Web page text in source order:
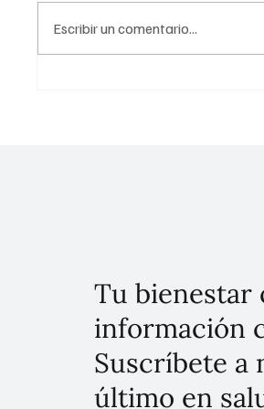
Escribir un comentario...
Tu bienestar
información
Suscríbete a
último en